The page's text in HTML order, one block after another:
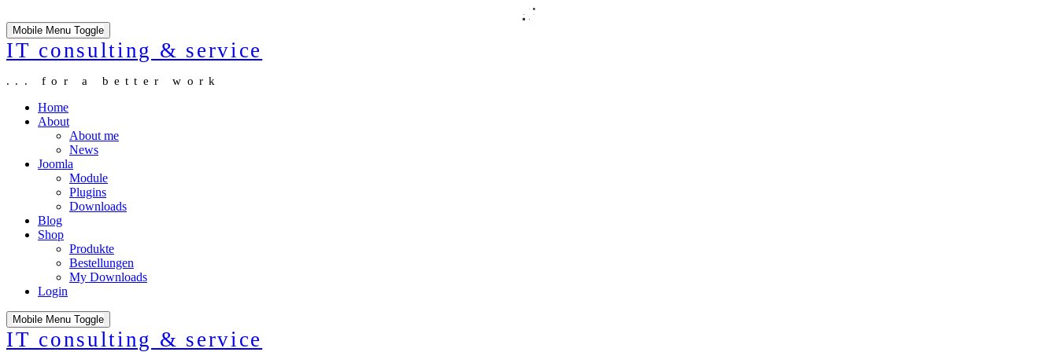
Mobile Menu Toggle
IT consulting & service
... for a better work
Home
About
About me
News
Joomla
Module
Plugins
Downloads
Blog
Shop
Produkte
Bestellungen
My Downloads
Login
Mobile Menu Toggle
IT consulting & service